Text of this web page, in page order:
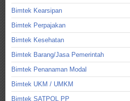
Bimtek Kearsipan
Bimtek Perpajakan
Bimtek Kesehatan
Bimtek Barang/Jasa Pemerintah
Bimtek Penanaman Modal
Bimtek UKM / UMKM
Bimtek SATPOL PP